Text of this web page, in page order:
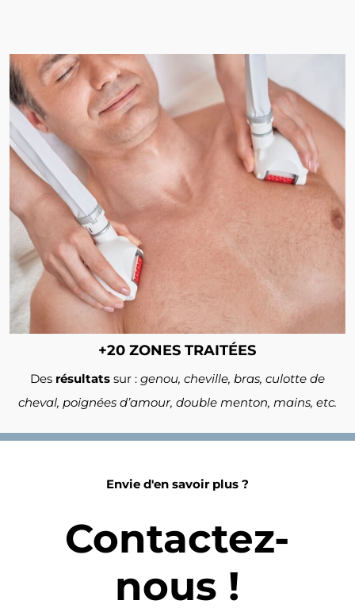
+20 ZONES TRAITÉES
Des résultatssur : genou, cheville, bras, culotte de
cheval, poignées d’amour, double menton, mains, etc.
Envie d'en savoir plus ?
Contactez-
nous !